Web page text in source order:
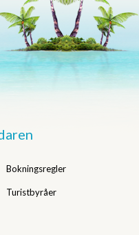
Bokningsregler
Turistbyråer